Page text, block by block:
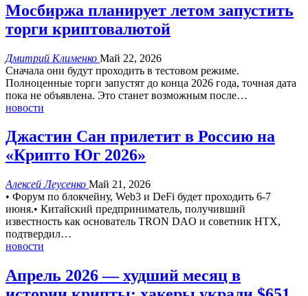
Мосбиржа планирует летом запустить
торги криптовалютой
Дмитрий Клименко Май 22, 2026
Сначала они будут проходить в тестовом режиме.
Полноценные торги запустят до конца 2026 года, точная дата
пока не объявлена. Это станет возможным после…
новости
Джастин Сан прилетит в Россию на
«Крипто Юг 2026»
Алексей Леусенко Май 21, 2026
• Форум по блокчейну, Web3 и DeFi будет проходить 6-7
июня.• Китайский предприниматель, получивший
известность как основатель TRON DAO и советник HTX,
подтвердил…
новости
Апрель 2026 — худший месяц в